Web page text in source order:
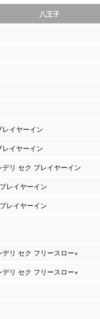
八王子
イヤーイン
イヤーイン
リ セク プレイヤーイン
レイヤーイン
レイヤーイン
リ セク フリースロー×
リ セク フリースロー×